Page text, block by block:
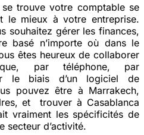
trouve votre comptable se
le mieux à votre entreprise.
souhaitez gérer les finances,
basé n’importe où dans le
êtes heureux de collaborer
par téléphone, par
le biais d’un logiciel de
pouvez être à Marrakech,
et trouver à Casablanca
vraiment les spécificités de
secteur d’activité.